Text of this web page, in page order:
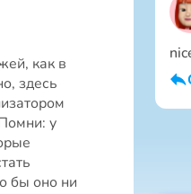
как в
здесь
у
бы оно ни